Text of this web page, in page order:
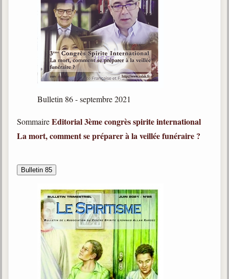
Bulletin 86 - septembre 2021
SommaireEditorial3ème congrès spirite international
La mort, comment se préparer à la veillée funéraire ?
Bulletin 85